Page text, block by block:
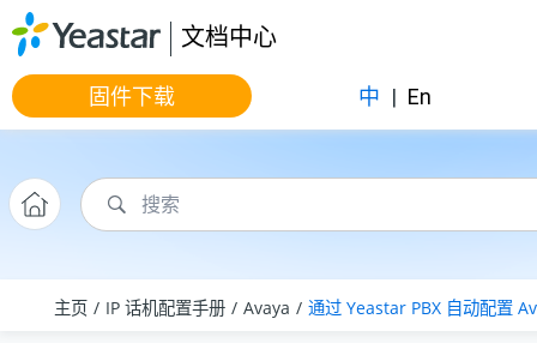
跳转到主要内容
文档中心
固件下载 中 | En
主页 IP 话机配置手册 Avaya 通过 Yeastar PBX 自动配置